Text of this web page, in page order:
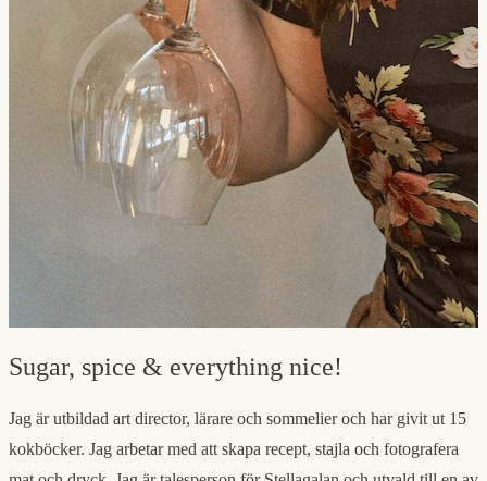
Sugar, spice & everything nice!
Jag är utbildad art director, lärare och sommelier och har givit ut 15
kokböcker. Jag arbetar med att skapa recept, stajla och fotografera